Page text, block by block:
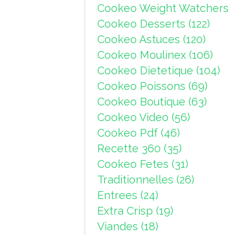
Cookeo Weight Watchers
Cookeo Desserts (122)
Cookeo Astuces (120)
Cookeo Moulinex (106)
Cookeo Dietetique (104)
Cookeo Poissons (69)
Cookeo Boutique (63)
Cookeo Video (56)
Cookeo Pdf (46)
Recette 360 (35)
Cookeo Fetes (31)
Traditionnelles (26)
Entrees (24)
Extra Crisp (19)
Viandes (18)